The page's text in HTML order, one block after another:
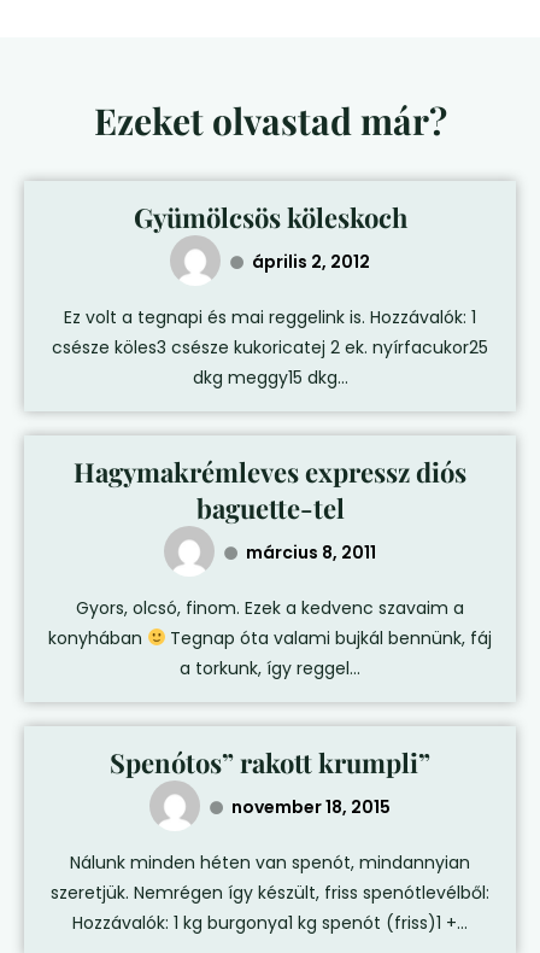
Ezeket olvastad már?
Gyümölcsös köleskoch
április 2, 2012
Ez volt a tegnapi és mai reggelink is. Hozzávalók: 1
csésze köles3 csésze kukoricatej 2 ek. nyírfacukor25
dkg meggy15 dkg...
Hagymakrémleves expressz diós
baguette-tel
március 8, 2011
Gyors, olcsó, finom. Ezek a kedvenc szavaim a
konyhában
Tegnap óta valami bujkál bennünk, fáj
a torkunk, így reggel...
Spenótos” rakott krumpli”
november 18, 2015
Nálunk minden héten van spenót, mindannyian
szeretjük. Nemrégen így készült, friss spenótlevélből:
Hozzávalók: 1 kg burgonya1 kg spenót (friss)1 +...